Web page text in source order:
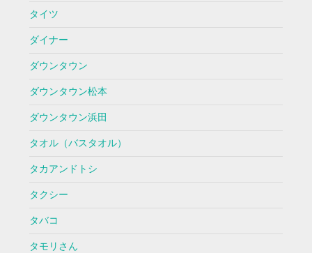
タイツ
ダイナー
ダウンタウン
ダウンタウン松本
ダウンタウン浜田
タオル（バスタオル）
タカアンドトシ
タクシー
タバコ
タモリさん